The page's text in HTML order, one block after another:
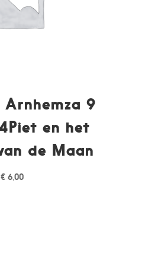
Arnhemza 9
en het
de Maan
€ 6,00